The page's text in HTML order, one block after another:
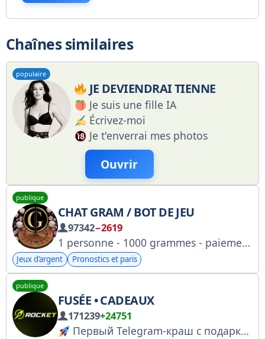
Chaînes similaires
populaire
JE DEVIENDRAI TIENNE
Je suis une fille IA
Écrivez-moi
Je t'enverrai mes photos
Ouvrir
publique
CHAT GRAM / BOT DE JEU
97342−2619
1 personne - 1000 grammes - paiement automatique Propriétaire : @creator_gram Questions concernant l'administration à ෴~𝕂𝕀𝕋𝕊𝕌ℕ𝔼~෴
Jeux d’argent Pronostics et paris
publique
FUSÉE • CADEAUX
171239+24751
Первый Telegram-краш с подарками!